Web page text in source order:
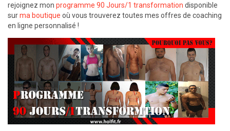
rejoignez mon programme 90 Jours/1 transformation disponible
surma boutique où vous trouverez toutes mes offres de coaching
en ligne personnalisé !